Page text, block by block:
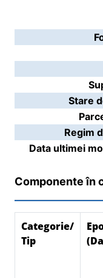
Stare
Regim
Data ultimei
Componente în
Categorie/
Tip